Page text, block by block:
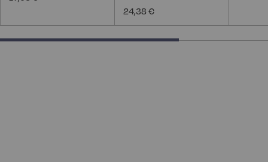
24,38 €
66.66666666666666% completed